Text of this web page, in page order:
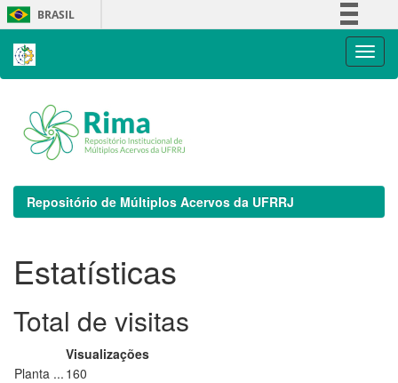
Skip
navigation
BRASIL
Repositório de Múltiplos Acervos da UFRRJ
Estatísticas
Total de visitas
Visualizações
Planta ... 160